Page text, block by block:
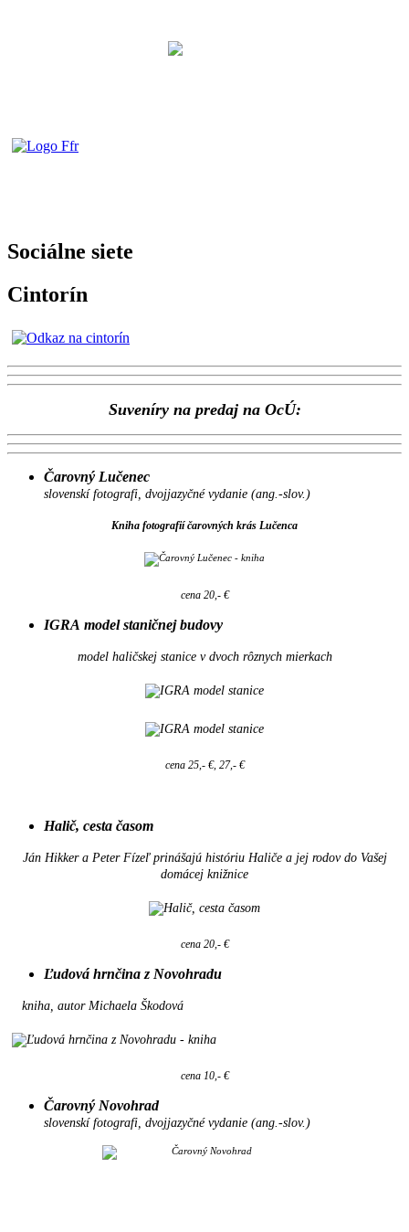
Sociálne siete
Cintorín
Suveníry na predaj na OcÚ:
Čarovný Lučenec
slovenskí fotografi, dvojjazyčné vydanie (ang.-slov.)
Kniha fotografií čarovných krás Lučenca
cena 20,- €
IGRA model staničnej budovy
model haličskej stanice v dvoch rôznych mierkach
cena 25,- €, 27,- €
Halič, cesta časom
Ján Hikker a Peter Fízeľ prinášajú históriu Haliče a jej rodov do Vašej
domácej knižnice
cena 20,- €
Ľudová hrnčina z Novohradu
kniha, autor Michaela Škodová
cena 10,- €
Čarovný Novohrad
slovenskí fotografi, dvojjazyčné vydanie (ang.-slov.)